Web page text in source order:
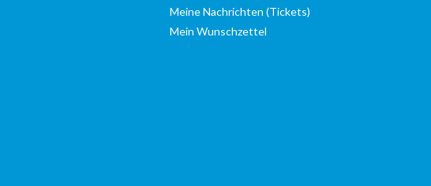
Meine Nachrichten (Tickets)
Mein Wunschzettel